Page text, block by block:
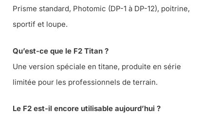
Prisme standard, Photomic (DP-1 à DP-12), poitrine,
sportif et loupe.
Qu’est-ce que le F2 Titan ?
Une version spéciale en titane, produite en série
limitée pour les professionnels de terrain.
Le F2 est-il encore utilisable aujourd’hui ?